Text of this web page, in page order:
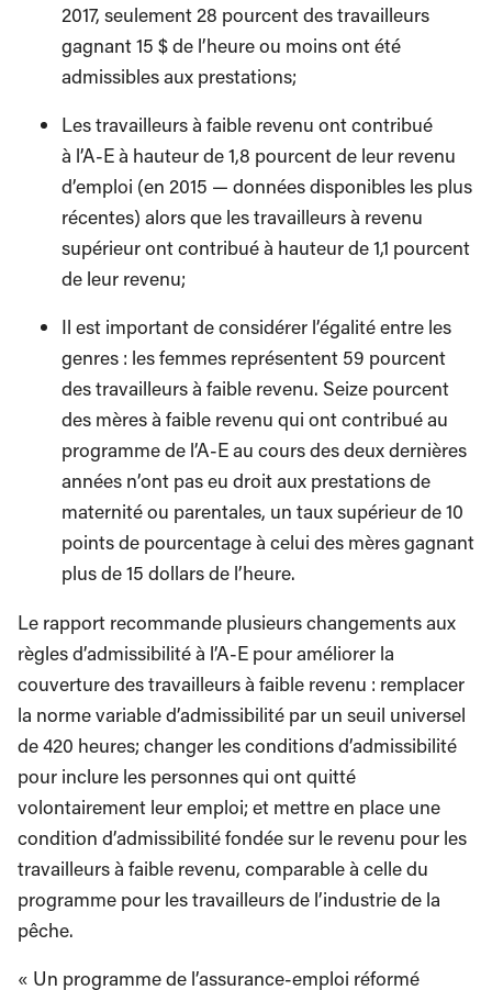
2017, seulement 28 pourcent des travailleurs
gagnant 15 $ de l’heure ou moins ont été
admissibles aux prestations;
Les travailleurs à faible revenu ont contribué
à l’A-E à hauteur de 1,8 pourcent de leur revenu
d’emploi (en 2015 — données disponibles les plus
récentes) alors que les travailleurs à revenu
supérieur ont contribué à hauteur de 1,1 pourcent
de leur revenu;
Il est important de considérer l’égalité entre les
genres : les femmes représentent 59 pourcent
des travailleurs à faible revenu. Seize pourcent
des mères à faible revenu qui ont contribué au
programme de l’A-E au cours des deux dernières
années n’ont pas eu droit aux prestations de
maternité ou parentales, un taux supérieur de 10
points de pourcentage à celui des mères gagnant
plus de 15 dollars de l’heure.
Le rapport recommande plusieurs changements aux
règles d’admissibilité à l’A-E pour améliorer la
couverture des travailleurs à faible revenu : remplacer
la norme variable d’admissibilité par un seuil universel
de 420 heures; changer les conditions d’admissibilité
pour inclure les personnes qui ont quitté
volontairement leur emploi; et mettre en place une
condition d’admissibilité fondée sur le revenu pour les
travailleurs à faible revenu, comparable à celle du
programme pour les travailleurs de l’industrie de la
pêche.
« Un programme de l’assurance-emploi réformé